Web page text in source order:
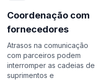
Coordenação com
fornecedores
Atrasos na comunicação
com parceiros podem
interromper as cadeias de
suprimentos e